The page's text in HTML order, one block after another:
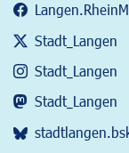
Stadt_Langen
Stadt_Langen
Stadt_Langen